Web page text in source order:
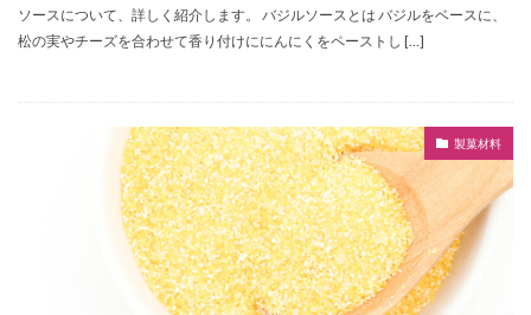
ソースについて、詳しく紹介します。 バジルソースとは バジルをベースに、
松の実やチーズを合わせて香り付けににんにくをペーストし […]
製菓材料